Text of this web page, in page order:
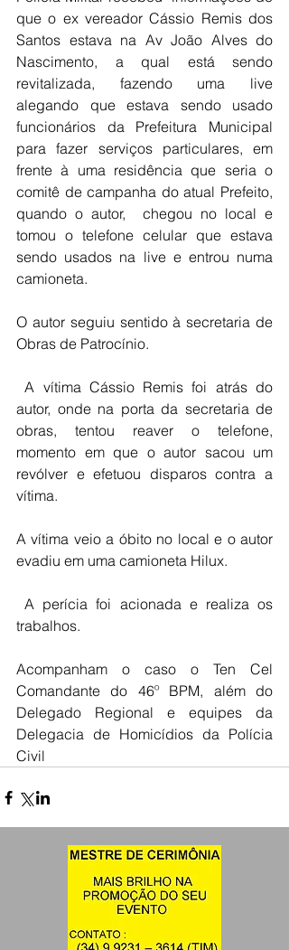
que o ex vereador Cássio Remis dos
Santos estava na Av João Alves do
Nascimento, a qual está sendo
revitalizada, fazendo uma live
alegando que estava sendo usado
funcionários da Prefeitura Municipal
para fazer serviços particulares, em
frente à uma residência que seria o
comitê de campanha do atual Prefeito,
quando o autor,  chegou no local e
tomou o telefone celular que estava
sendo usados na live e entrou numa
camioneta.
O autor seguiu sentido à secretaria de
Obras de Patrocínio.
A vítima Cássio Remis foi atrás do
autor, onde na porta da secretaria de
obras, tentou reaver o telefone,
momento em que o autor sacou um
revólver e efetuou disparos contra a
vítima.
A vítima veio a óbito no local e o autor
evadiu em uma camioneta Hilux.
A perícia foi acionada e realiza os
trabalhos.
Acompanham o caso o Ten Cel
Comandante do 46º BPM, além do
Delegado Regional e equipes da
Delegacia de Homicídios da Polícia
Civil